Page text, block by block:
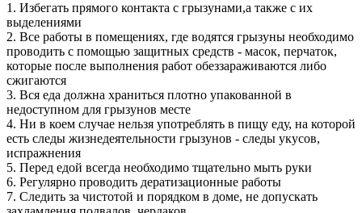
1. Избегать прямого контакта с грызунами,а также с их
выделениями
2. Все работы в помещениях, где водятся грызуны необходимо
проводить с помощью защитных средств - масок, перчаток,
которые после выполнения работ обеззараживаются либо
сжигаются
3. Вся еда должна храниться плотно упакованной в
недоступном для грызунов месте
4. Ни в коем случае нельзя употреблять в пищу еду, на которой
есть следы жизнедеятельности грызунов - следы укусов,
испражнения
5. Перед едой всегда необходимо тщательно мыть руки
6. Регулярно проводить дератизационные работы
7. Следить за чистотой и порядком в доме, не допускать